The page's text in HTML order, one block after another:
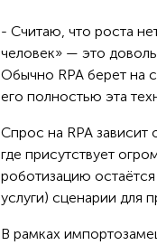
- Считаю, что роста
человек» — это
Обычно RPA берет на
его полностью эта
Спрос на RPA
где присутствует
роботизацию
услуги) сценарии для
В рамках